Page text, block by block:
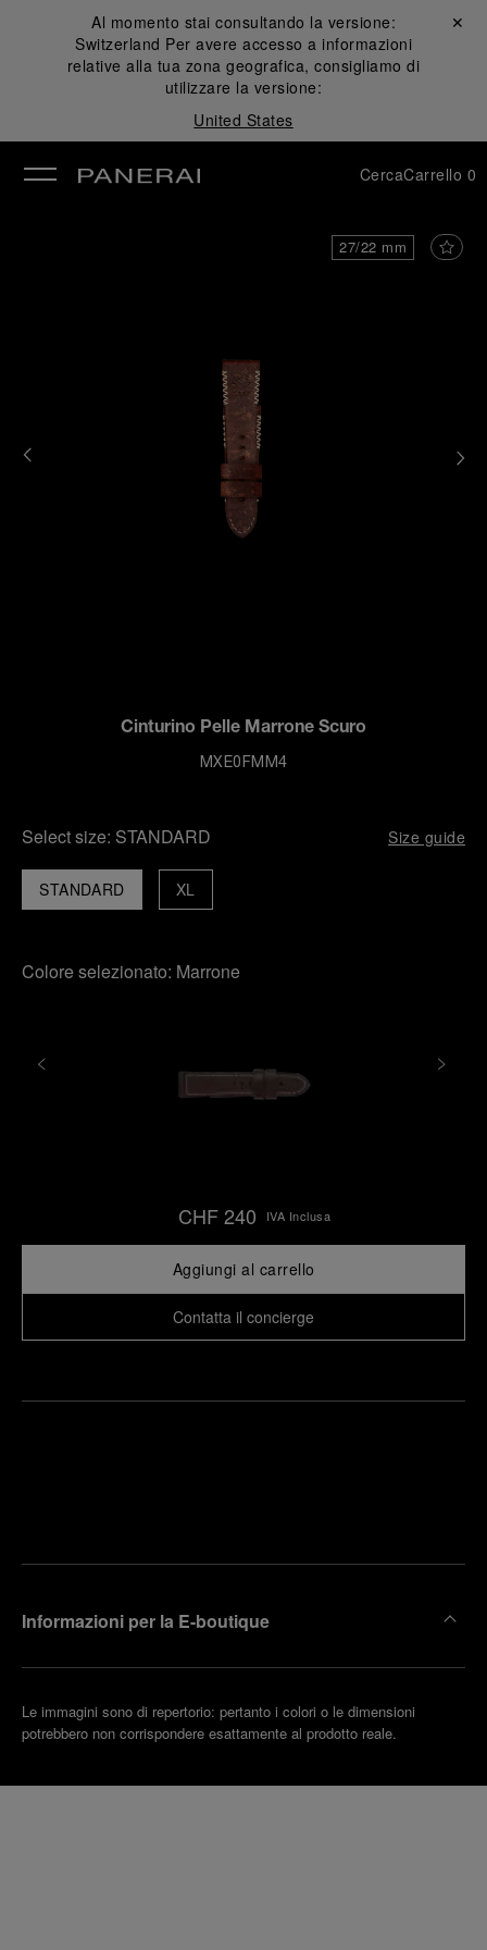
Al momento stai consultando la versione:
Switzerland Per avere accesso a informazioni
relative alla tua zona geografica, consigliamo di
utilizzare la versione:
United States
Chiudi ✕
CercaCarrello 0
27/22 mm
Cinturino Pelle Marrone Scuro
MXE0FMM4
Select size: STANDARD Size guide
STANDARD XL
Colore selezionato: Marrone
CHF 240 IVA Inclusa
Aggiungi al carrello
Contatta il concierge
Informazioni per la E-boutique
Le immagini sono di repertorio: pertanto i colori o le dimensioni
potrebbero non corrispondere esattamente al prodotto reale.